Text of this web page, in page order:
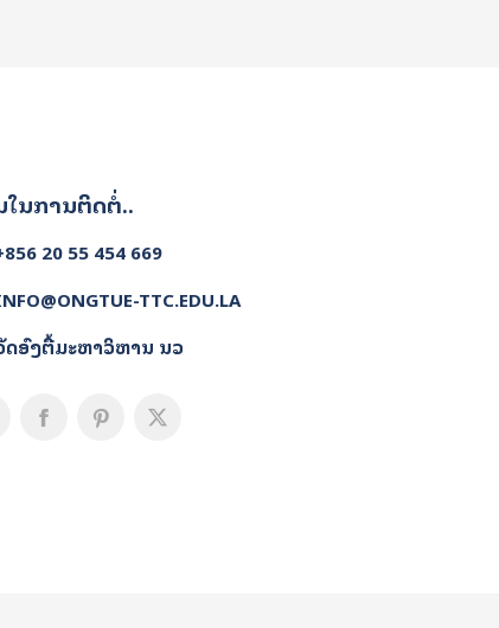
ນການຕິດຕໍ່..
20 55 454 669
TTC.EDU.LA
ດອົງຕື້ມະຫາວິຫານ ນວ